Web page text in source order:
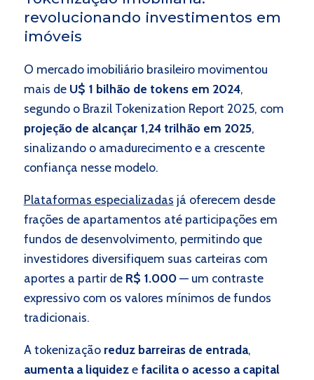
revolucionando investimentos em
imóveis
O mercado imobiliário brasileiro movimentou
mais de U$ 1 bilhão de tokens em 2024,
segundo o Brazil Tokenization Report 2025, com
projeção de alcançar 1,24 trilhão em 2025,
sinalizando o amadurecimento e a crescente
confiança nesse modelo.
Plataformas especializadas já oferecem desde
frações de apartamentos até participações em
fundos de desenvolvimento, permitindo que
investidores diversifiquem suas carteiras com
aportes a partir de R$ 1.000— um contraste
expressivo com os valores mínimos de fundos
tradicionais.
A tokenização reduz barreiras de entrada,
aumenta a liquidezefacilita o acesso a capital